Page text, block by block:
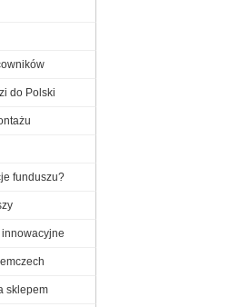
do Polski
funduszu?
sklepem